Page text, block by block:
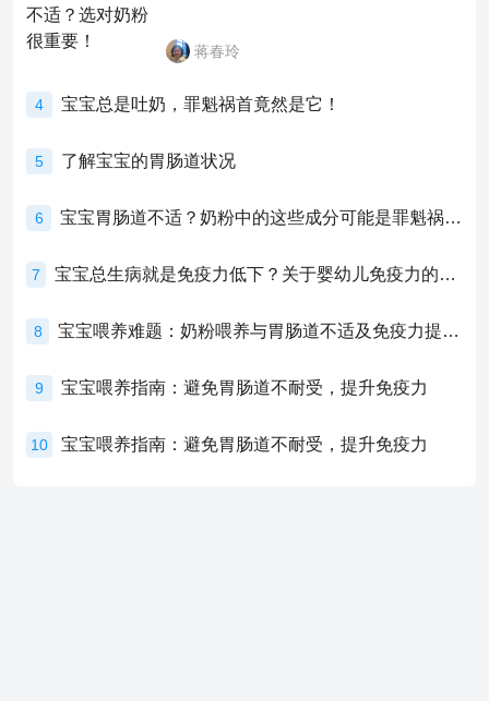
蒋春玲
4 宝宝总是吐奶，罪魁祸首竟然是它！
5 了解宝宝的胃肠道状况
6 宝宝胃肠道不适？奶粉中的这些成分可能是罪魁祸首！
7 宝宝总生病就是免疫力低下？关于婴幼儿免疫力的真相，家长必须了解！
8 宝宝喂养难题：奶粉喂养与胃肠道不适及免疫力提升的奥秘
9 宝宝喂养指南：避免胃肠道不耐受，提升免疫力
10 宝宝喂养指南：避免胃肠道不耐受，提升免疫力